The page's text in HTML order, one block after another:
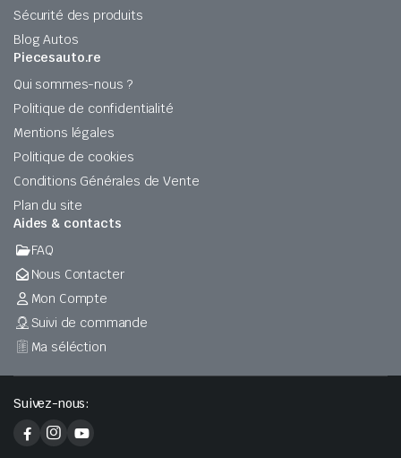
Sécurité des produits
Blog Autos
Piecesauto.re
Qui sommes-nous ?
Politique de confidentialité
Mentions légales
Politique de cookies
Conditions Générales de Vente
Plan du site
Aides & contacts
FAQ
Nous Contacter
Mon Compte
Suivi de commande
Ma séléction
Suivez-nous: